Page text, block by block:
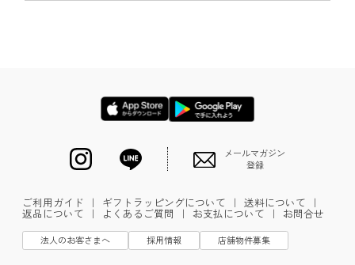
メールマガジン
登録
ご利用ガイド ｜ ギフトラッピングについて ｜ 送料について ｜
返品について ｜ よくあるご質問 ｜ お支払について ｜ お問合せ
法人のお客さまへ 採用情報 店舗物件募集